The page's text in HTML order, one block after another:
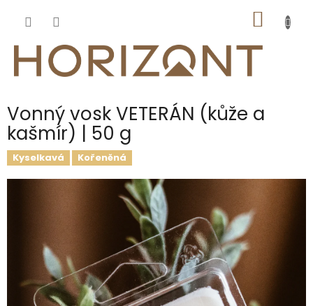
KOŠÍK
Vonný vosk VETERÁN (kůže a
kašmír) | 50 g
Kyselkavá Kořeněná